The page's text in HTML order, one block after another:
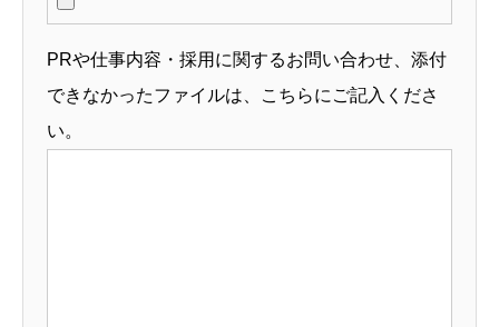
PRや仕事内容・採用に関するお問い合わせ、添付
できなかったファイルは、こちらにご記入くださ
い。